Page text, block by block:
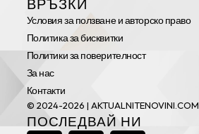
ВРЪЗКИ
Условия за ползване и авторско право
Политика за бисквитки
Политики за поверителност
За нас
Контакти
© 2024-2026 | AKTUALNITENOVINI.COM
ПОСЛЕДВАЙ НИ